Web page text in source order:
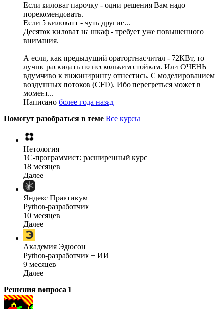
Если киловат парочку - одни решения Вам надо
порекомендовать.
Если 5 киловатт - чуть другие...
Десяток киловат на шкаф - требует уже повышенного
внимания.
А если, как предыдущий оратортнасчитал - 72КВт, то
лучше раскидать по нескольким стойкам. Или ОЧЕНЬ
вдумчиво к инжинирингу отнестись. С моделированием
воздушных потоков (CFD). Ибо перегреться может в
момент...
Написано более года назад
Помогут разобраться в теме Все курсы
Нетология
1C-программист: расширенный курс
18 месяцев
Далее
Яндекс Практикум
Python-разработчик
10 месяцев
Далее
Академия Эдюсон
Python-разработчик + ИИ
9 месяцев
Далее
Решения вопроса 1